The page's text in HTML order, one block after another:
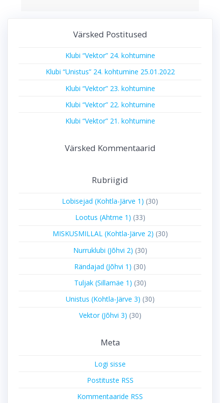
Värsked Postitused
Klubi “Vektor” 24. kohtumine
Klubi “Unistus” 24. kohtumine 25.01.2022
Klubi “Vektor” 23. kohtumine
Klubi “Vektor” 22. kohtumine
Klubi “Vektor” 21. kohtumine
Värsked Kommentaarid
Rubriigid
Lobisejad (Kohtla-Järve 1) (30)
Lootus (Ahtme 1) (33)
MISKUSMILLAL (Kohtla-Järve 2) (30)
Nurruklubi (Jõhvi 2) (30)
Rändajad (Jõhvi 1) (30)
Tuljak (Sillamäe 1) (30)
Unistus (Kohtla-Järve 3) (30)
Vektor (Jõhvi 3) (30)
Meta
Logi sisse
Postituste RSS
Kommentaaride RSS